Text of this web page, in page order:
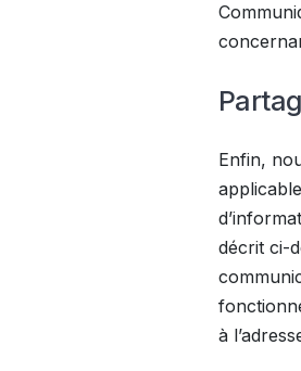
Enfin,
décrit ci-
à